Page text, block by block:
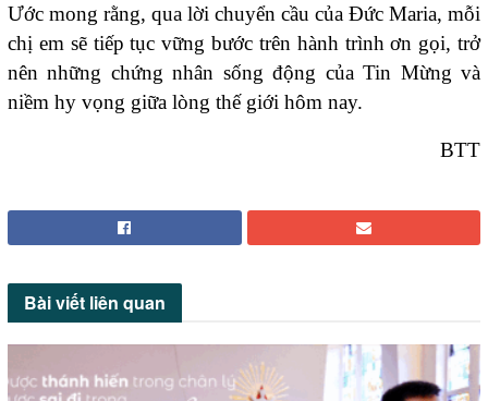
Ước mong rằng, qua lời chuyển cầu của Đức Maria, mỗi
chị em sẽ tiếp tục vững bước trên hành trình ơn gọi, trở
nên những chứng nhân sống động của Tin Mừng và
niềm hy vọng giữa lòng thế giới hôm nay.
BTT
Bài viết liên quan